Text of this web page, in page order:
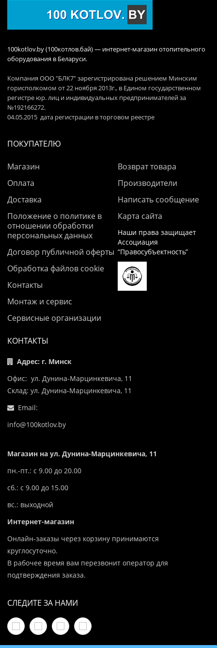
100kotlov.by (100котлов.бай) — интернет-магазин отопительного
оборудования в Беларуси.
Компания ООО "БЛК7" зарегистрирована решением Минским
горисполкомом от 22 ноября 2013г., в Едином государственном
регистре юр. лиц и индивидуальных предпринимателей за
№192166272.
04.05.2015 дата регистрации в торговом реестре
ПОКУПАТЕЛЮ
Магазин
Оплата
Доставка
Положение о политике в
отношении обработки
персональных данных
Договор публичной оферты
Обработка файлов cookie
Контакты
Монтаж и сервис
Сервисные организации
Возврат товара
Производители
Написать сообщение
Карта сайта
Наши права защищает
Ассоциация
“Правосубъектность”
КОНТАКТЫ
Адрес: г. Минск
Офис: ул. Дунина-Марцинкевича, 11
Склад: ул. Дунина-Марцинкевича, 11
Email:
info@100kotlov.by
Магазин на ул. Дунина-Марцинкевича, 11
пн.-пт.: с 9.00 до 20.00
сб.: с 9.00 до 15.00
вс.: выходной
Интернет-магазин
Онлайн-заказы через корзину принимаются
круглосуточно.
В рабочее время вам перезвонит оператор для
подтверждения заказа.
СЛЕДИТЕ ЗА НАМИ